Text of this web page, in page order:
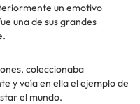
un emotivo
una de sus grandes
coleccionaba
y veía en ella el ejemplo de
el mundo.